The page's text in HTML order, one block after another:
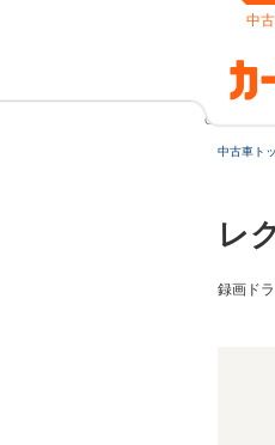
中
CT 200h バ
中古車ト
レ
録画ド